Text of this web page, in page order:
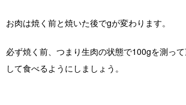
お肉は焼く前と焼いた後でgが変わります。
必ず焼く前、つまり生肉の状態で100gを測っ
して食べるようにしましょう。